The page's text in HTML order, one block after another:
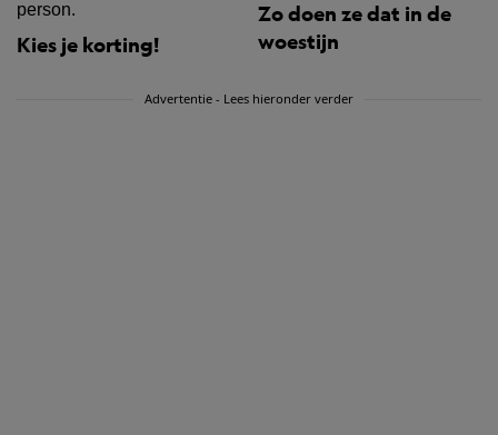
Kies je korting!
Zo doen ze dat in de
woestijn
Advertentie - Lees hieronder verder